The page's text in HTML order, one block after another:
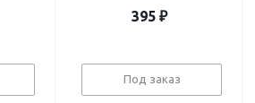
395₽
Под заказ